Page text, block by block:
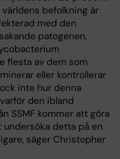
världens befolkning är
med den
patogenen,
flesta av dem som
eller kontrollerar
inte hur denna
den ibland
SSMF kommer att göra
detta på en
säger Christopher